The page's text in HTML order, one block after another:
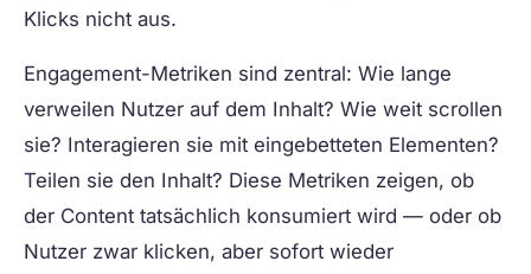
Klicks nicht aus.
Engagement-Metriken sind zentral: Wie lange
verweilen Nutzer auf dem Inhalt? Wie weit scrollen
sie? Interagieren sie mit eingebetteten Elementen?
Teilen sie den Inhalt? Diese Metriken zeigen, ob
der Content tatsächlich konsumiert wird — oder ob
Nutzer zwar klicken, aber sofort wieder